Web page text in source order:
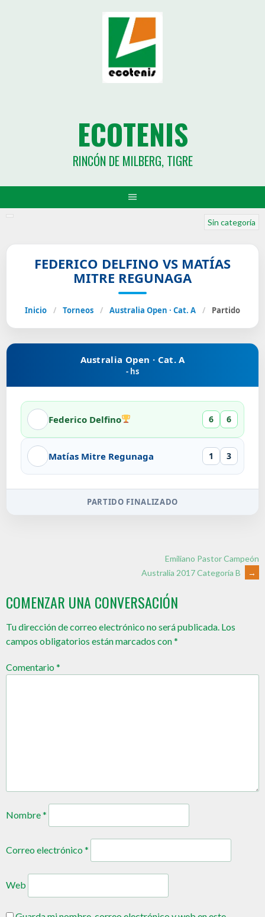
ECOTENIS
RINCÓN DE MILBERG, TIGRE
Sin categoría
FEDERICO DELFINO VS MATÍAS
MITRE REGUNAGA
Inicio / Torneos / Australia Open · Cat. A / Partido
Australia Open · Cat. A
- hs
Federico Delfino 6 6
Matías Mitre Regunaga 1 3
PARTIDO FINALIZADO
Emiliano Pastor Campeón
Australia 2017 Categoría B
→
COMENZAR UNA CONVERSACIÓN
Tu dirección de correo electrónico no será publicada. Los
campos obligatorios están marcados con*
Comentario*
Nombre*
Correo electrónico*
Web